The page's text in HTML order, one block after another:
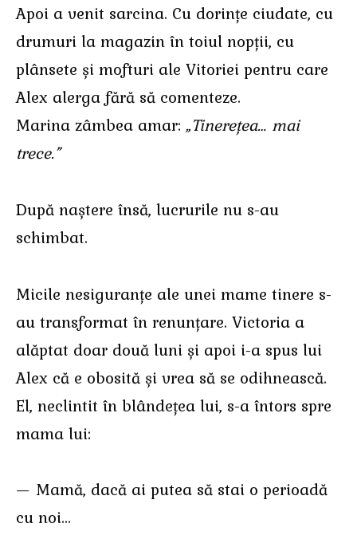
Apoi a venit sarcina. Cu dorințe ciudate, cu
drumuri la magazin în toiul nopții, cu
plânsete și mofturi ale Vitoriei pentru care
Alex alerga fără să comenteze.
Marina zâmbea amar:„Tinerețea… mai
trece.”
După naștere însă, lucrurile nu s-au
schimbat.
Micile nesiguranțe ale unei mame tinere s-
au transformat în renunțare. Victoria a
alăptat doar două luni și apoi i-a spus lui
Alex că e obosită și vrea să se odihnească.
El, neclintit în blândețea lui, s-a întors spre
mama lui:
— Mamă, dacă ai putea să stai o perioadă
cu noi…